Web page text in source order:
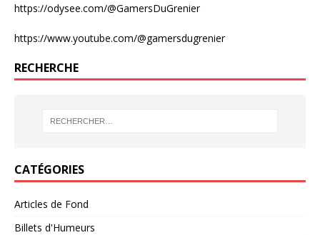
https://odysee.com/@GamersDuGrenier
https://www.youtube.com/@gamersdugrenier
RECHERCHE
CATÉGORIES
Articles de Fond
Billets d'Humeurs